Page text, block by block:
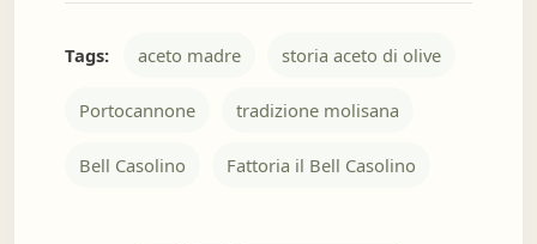
Tags: aceto madre storia aceto di olive
Portocannone tradizione molisana
Bell Casolino Fattoria il Bell Casolino